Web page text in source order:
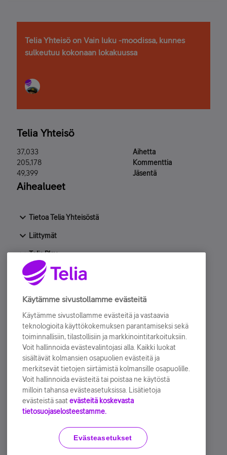
liittymän mukana tuleva ADSL-modeemi vaikuttaa
hieman turhalle.
Telia Yhteisö on Vain luku -moodissa, kunnes
sulkeutuu kokonaan lokakuussa
Telia Yhteisö
37,033
Aihetta
205,178
Kommenttia
49,399
Jäsentä
Aihealueet
Tietoa Telia Yhteisöstä
Liittymät
Telia Play
Laitteet & tarvikkeet
Artikkelit
Muut keskustelut
Tuotetestaus
Arkisto
Käyttöehdot Accessibility statement
Käytämme sivustollamme evästeitä
Käytämme sivustollamme evästeitä ja vastaavia
teknologioita käyttökokemuksen parantamiseksi sekä
toiminnallisiin, tilastollisiin ja markkinointitarkoituksiin.
Voit hallinnoida evästevalintojasi alla. Kaikki luokat
sisältävät kolmansien osapuolien evästeitä ja
merkitsevät tietojen siirtämistä kolmansille osapuolille.
Voit hallinnoida evästeitä tai poistaa ne käytöstä
milloin tahansa evästeasetuksissa. Lisätietoja
evästeistä saat evästeitä koskevasta
tietosuojaselosteestamme.
Evästeasetukset